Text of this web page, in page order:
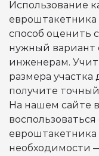
Использование
способ оценить
нужный вариант
инженерам.
размера
получите
На нашем сайте
евроштакетника
необходимости